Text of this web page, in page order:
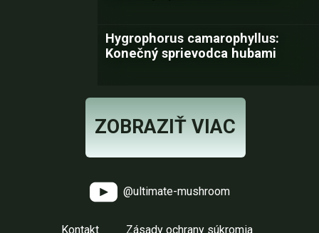
Hygrophorus camarophyllus:
Konečný sprievodca hubami
ZOBRAZIŤ VIAC
@ultimate-mushroom
Kontakt Zásady ochrany súkromia